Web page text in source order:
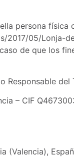
persona
05/Lonja-
de que los
del
– CIF
(Valencia),